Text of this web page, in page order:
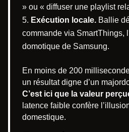
» ou « diffuser une playlist
Exécution locale. Ballie
commande via SmartThings,
domotique de Samsung.
En moins de 200
un résultat digne d’un
C’est ici que la valeur
latence faible confère
domestique.